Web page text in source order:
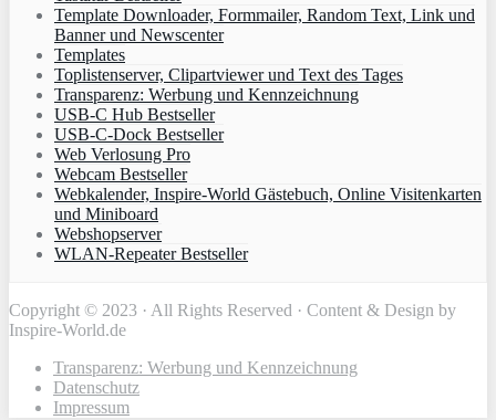
Template Downloader, Formmailer, Random Text, Link und
Banner und Newscenter
Templates
Toplistenserver, Clipartviewer und Text des Tages
Transparenz: Werbung und Kennzeichnung
USB-C Hub Bestseller
USB-C-Dock Bestseller
Web Verlosung Pro
Webcam Bestseller
Webkalender, Inspire-World Gästebuch, Online Visitenkarten
und Miniboard
Webshopserver
WLAN-Repeater Bestseller
Copyright © 2023 · All Rights Reserved · Content & Design by
Inspire-World.de
Transparenz: Werbung und Kennzeichnung
Datenschutz
Impressum